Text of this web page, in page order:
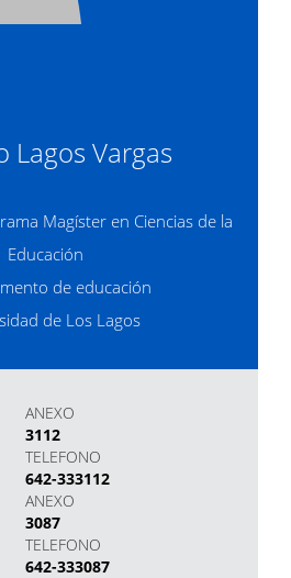
Lagos Vargas
Magíster en Ciencias de la
Educación
de educación
de Los Lagos
ANEXO
3112
TELEFONO
642-333112
ANEXO
3087
TELEFONO
642-333087